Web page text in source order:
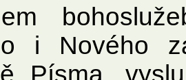
i Nového